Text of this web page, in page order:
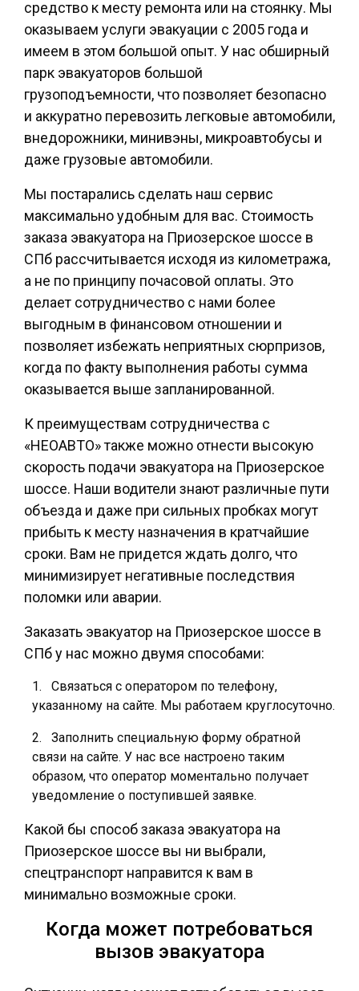
средство к месту ремонта или на стоянку. Мы
оказываем услуги эвакуации с 2005 года и
имеем в этом большой опыт. У нас обширный
парк эвакуаторов большой
грузоподъемности, что позволяет безопасно
и аккуратно перевозить легковые автомобили,
внедорожники, минивэны, микроавтобусы и
даже грузовые автомобили.
Мы постарались сделать наш сервис
максимально удобным для вас. Стоимость
заказа эвакуатора на Приозерское шоссе в
СПб рассчитывается исходя из километража,
а не по принципу почасовой оплаты. Это
делает сотрудничество с нами более
выгодным в финансовом отношении и
позволяет избежать неприятных сюрпризов,
когда по факту выполнения работы сумма
оказывается выше запланированной.
К преимуществам сотрудничества с
«НЕОАВТО» также можно отнести высокую
скорость подачи эвакуатора на Приозерское
шоссе. Наши водители знают различные пути
объезда и даже при сильных пробках могут
прибыть к месту назначения в кратчайшие
сроки. Вам не придется ждать долго, что
минимизирует негативные последствия
поломки или аварии.
Заказать эвакуатор на Приозерское шоссе в
СПб у нас можно двумя способами:
Связаться с оператором по телефону,
указанному на сайте. Мы работаем круглосуточно.
Заполнить специальную форму обратной
связи на сайте. У нас все настроено таким
образом, что оператор моментально получает
уведомление о поступившей заявке.
Какой бы способ заказа эвакуатора на
Приозерское шоссе вы ни выбрали,
спецтранспорт направится к вам в
минимально возможные сроки.
Когда может потребоваться
вызов эвакуатора